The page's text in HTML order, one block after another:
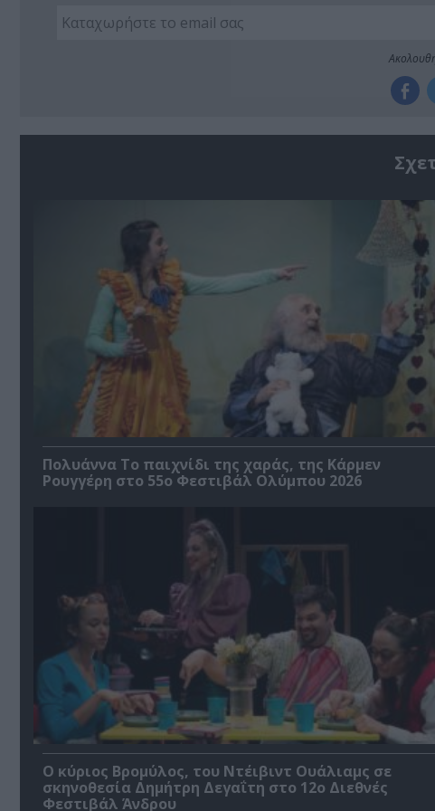
Πολυάννα Το παιχνίδι της χαράς, της Κάρμεν
Ρουγγέρη στο 55ο Φεστιβάλ Ολύμπου 2026
O κύριος Βρομύλος, του Ντέιβιντ Ουάλιαμς σε
σκηνοθεσία Δημήτρη Δεγαΐτη στο 12ο Διεθνές
Φεστιβάλ Άνδρου